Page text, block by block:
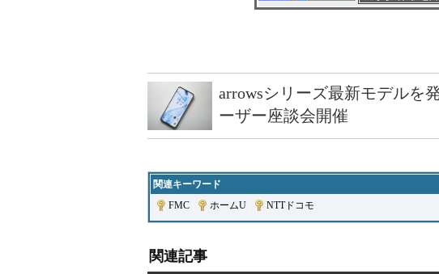
arrowsシリーズ最新モデルを
ーザー座談会開催
関連キーワード
FMC
ホームU NTTドコモ
関連記事